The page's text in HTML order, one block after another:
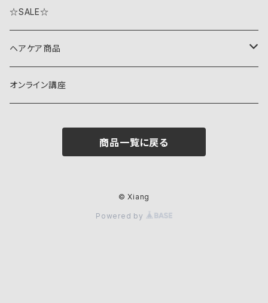
☆SALE☆
ヘアケア商品
シャンプー
オンライン講座
商品一覧に戻る
© Xiang
Powered by